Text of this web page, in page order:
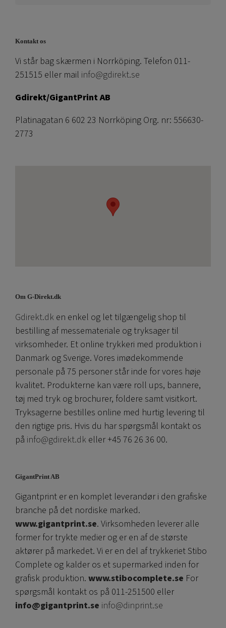
Kontakt os
Vi står bag skærmen i Norrköping. Telefon 011-
251515 eller mail info@gdirekt.se
Gdirekt/GigantPrint AB
Platinagatan 6 602 23 Norrköping Org. nr: 556630-
2773
Om G-Direkt.dk
Gdirekt.dk en enkel og let tilgængelig shop til
bestilling af messemateriale og tryksager til
virksomheder. Et online trykkeri med produktion i
Danmark og Sverige. Vores imødekommende
personale på 75 personer står inde for vores høje
kvalitet. Produkterne kan være roll ups, bannere,
tøj med tryk og brochurer, foldere samt visitkort.
Tryksagerne bestilles online med hurtig levering til
den rigtige pris. Hvis du har spørgsmål kontakt os
på info@gdirekt.dk eller +45 76 26 36 00.
GigantPrint AB
Gigantprint er en komplet leverandør i den grafiske
branche på det nordiske marked.
www.gigantprint.se. Virksomheden leverer alle
former for trykte medier og er en af ​​de største
aktører på markedet. Vi er en del af trykkeriet Stibo
Complete og kalder os et supermarked inden for
grafisk produktion. www.stibocomplete.se For
spørgsmål kontakt os på 011-251500 eller
info@gigantprint.se info@dinprint.se